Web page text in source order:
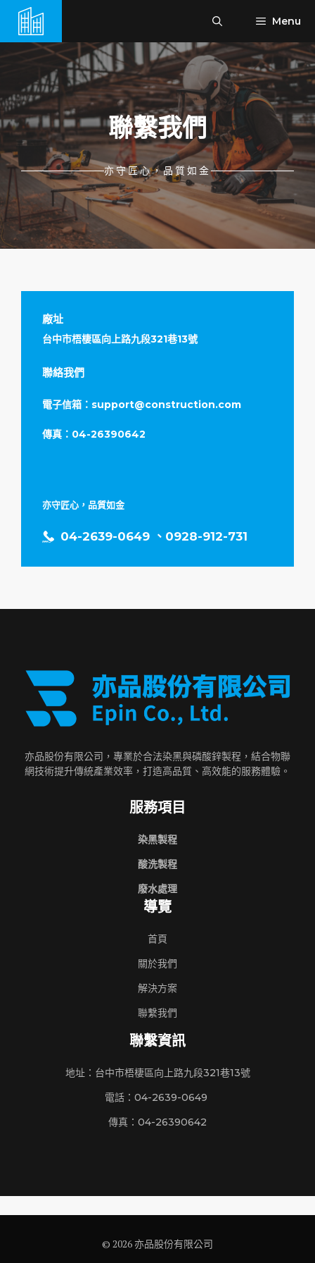
要
Menu
聯繫我們
亦守匠心，品質如金
廠址
台中市梧棲區向上路九段321巷13號
聯絡我們
電子信箱： support@construction.com
傳真：04-26390642
亦守匠心，品質如金
04-2639-0649、0928-912-731
亦品股份有限公司，專業於合法染黑與磷酸鋅製程，結合物聯
網技術提升傳統產業效率，打造高品質、高效能的服務體驗。
服務項目
染黑製程
酸洗製程
廢水處理
導覽
首頁
關於我們
解決方案
聯繫我們
聯繫資訊
地址：台中市梧棲區向上路九段321巷13號
電話：04-2639-0649
傳真：04-26390642
© 2026 亦品股份有限公司